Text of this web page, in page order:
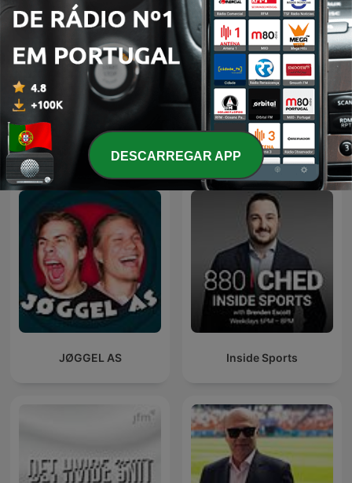
TSF - Visão de Jogo -
Podcast
Jornal de Desporto
Podcasts internacionais de Esportes
JØGGEL AS Inside Sports
DESCARREGAR APP